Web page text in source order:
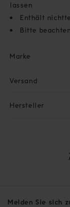
lassen
Enthält
Bitte
Marke
Versand
Hersteller
Melden Sie sich